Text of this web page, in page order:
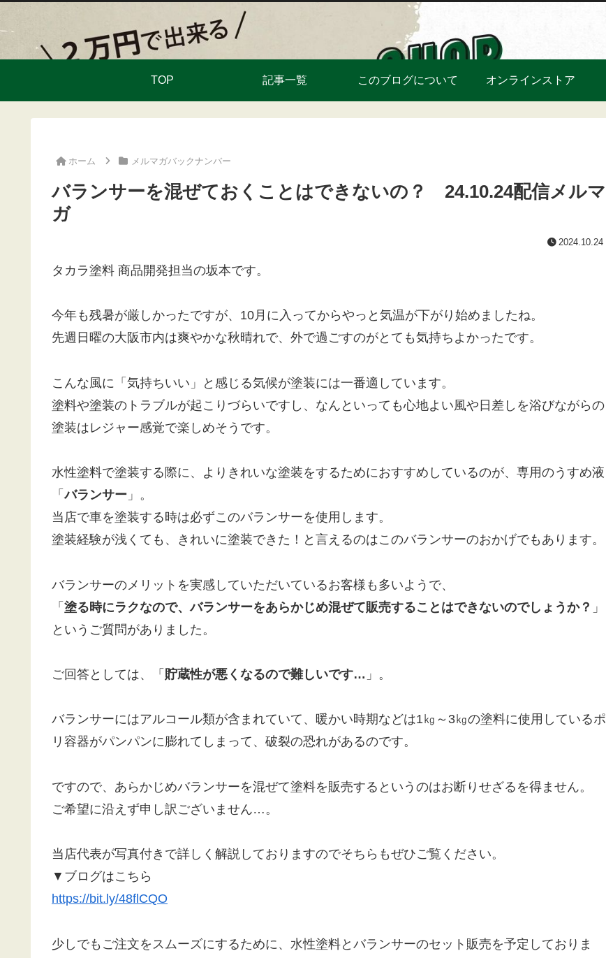
TOP 記事一覧 このブログについて オンラインストア
ホーム メルマガバックナンバー
バランサーを混ぜておくことはできないの？ 24.10.24配信メルマ
ガ
2024.10.24
タカラ塗料 商品開発担当の坂本です。
今年も残暑が厳しかったですが、10月に入ってからやっと気温が下がり始めましたね。
先週日曜の大阪市内は爽やかな秋晴れで、外で過ごすのがとても気持ちよかったです。
こんな風に「気持ちいい」と感じる気候が塗装には一番適しています。
塗料や塗装のトラブルが起こりづらいですし、なんといっても心地よい風や日差しを浴びながらの
塗装はレジャー感覚で楽しめそうです。
水性塗料で塗装する際に、よりきれいな塗装をするためにおすすめしているのが、専用のうすめ液
「バランサー 」。
当店で車を塗装する時は必ずこのバランサーを使用します。
塗装経験が浅くても、きれいに塗装できた！と言えるのはこのバランサーのおかげでもあります。
バランサーのメリットを実感していただいているお客様も多いようで、
「 塗る時にラクなので、バランサーをあらかじめ混ぜて販売することはできないのでしょうか？ 」
というご質問がありました。
ご回答としては、「 貯蔵性が悪くなるので難しいです… 」。
バランサーにはアルコール類が含まれていて、暖かい時期などは1㎏～3㎏の塗料に使用しているポ
リ容器がパンパンに膨れてしまって、破裂の恐れがあるのです。
ですので、あらかじめバランサーを混ぜて塗料を販売するというのはお断りせざるを得ません。
ご希望に沿えず申し訳ございません…。
当店代表が写真付きで詳しく解説しておりますのでそちらもぜひご覧ください。
▼ブログはこちら
https://bit.ly/48flCQO
少しでもご注文をスムーズにするために、水性塗料とバランサーのセット販売を予定しておりま